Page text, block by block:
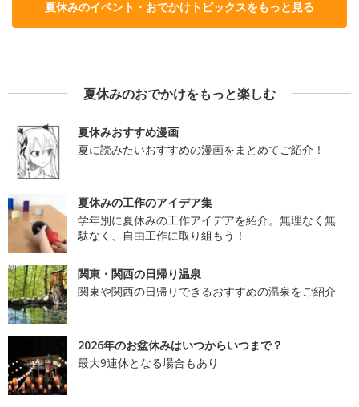
夏休みのイベント・おでかけトピックスをもっと見る
夏休みのおでかけをもっと楽しむ
夏休みおすすめ漫画
夏に読みたいおすすめの漫画をまとめてご紹介！
夏休みの工作のアイデア集
学年別に夏休みの工作アイデアを紹介。無理なく無
駄なく、自由工作に取り組もう！
関東・関西の日帰り温泉
関東や関西の日帰りできるおすすめの温泉をご紹介
2026年のお盆休みはいつからいつまで？
最大9連休となる場合もあり